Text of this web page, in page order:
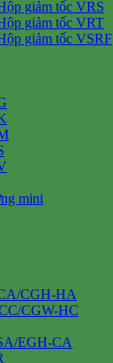
giảm tốc VRS
giảm tốc VRT
giảm tốc VSRF
mini
CGH-HA
CGW-HC
EGH-CA